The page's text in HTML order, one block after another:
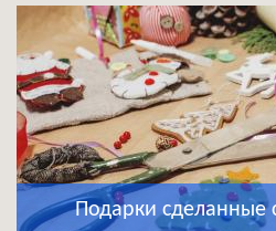
Подарки сделанные